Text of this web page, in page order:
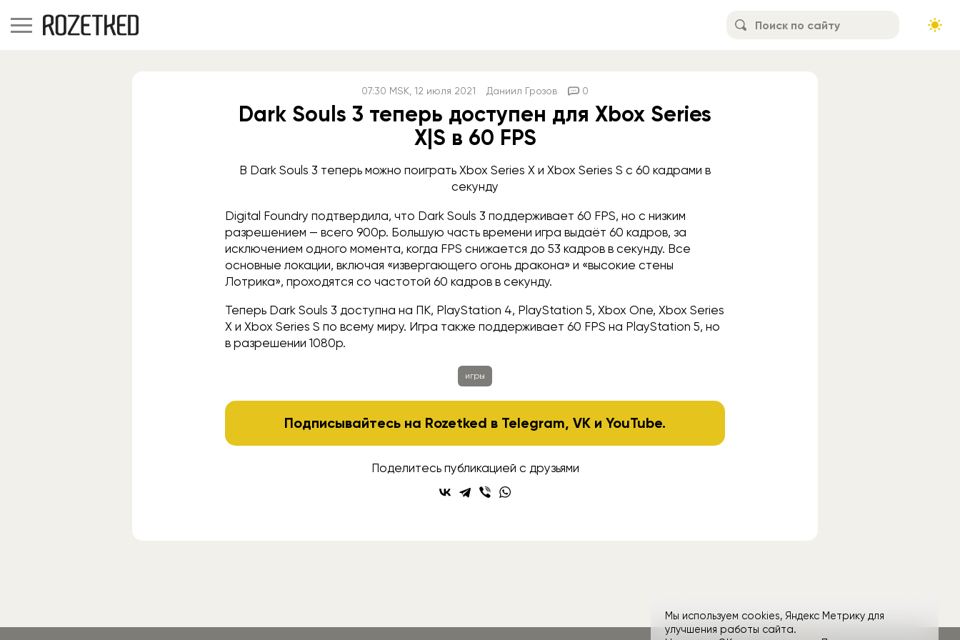
07:30 MSK , 12 июля 2021 Даниил Грозов 0
Dark Souls 3 теперь доступен для Xbox Series
X|S в 60 FPS
В Dark Souls 3 теперь можно поиграть Xbox Series X и Xbox Series S с 60 кадрами в
секунду
Digital Foundry подтвердила, что Dark Souls 3 поддерживает 60 FPS, но с низким
разрешением — всего 900p. Большую часть времени игра выдаёт 60 кадров, за
исключением одного момента, когда FPS снижается до 53 кадров в секунду. Все
основные локации, включая «извергающего огонь дракона» и «высокие стены
Лотрика», проходятся со частотой 60 кадров в секунду.
Теперь Dark Souls 3 доступна на ПК, PlayStation 4, PlayStation 5, Xbox One, Xbox Series
X и Xbox Series S по всему миру. Игра также поддерживает 60 FPS на PlayStation 5, но
в разрешении 1080p.
игры
Подписывайтесь на Rozetked в Telegram,VK иYouTube.
Поделитесь публикацией с друзьями
Мы используем cookies, Яндекс Метрику для
улучшения работы сайта.